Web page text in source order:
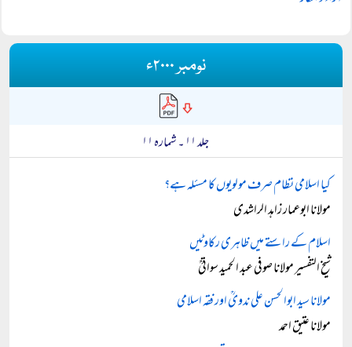
نومبر ۲۰۰۰ء
جلد ۱۱ ۔ شمارہ ۱۱
کیا اسلامی نظام صرف مولویوں کا مسئلہ ہے؟
مولانا ابوعمار زاہد الراشدی
اسلام کے راستے میں ظاہری رکاوٹیں
شیخ التفسیر مولانا صوفی عبد الحمید سواتیؒ
مولانا سید ابوالحسن علی ندویؒ اور فقہ اسلامی
مولانا عتیق احمد